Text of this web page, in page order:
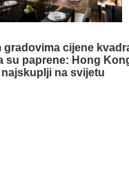
gradovima cijene
su paprene: Hong
najskuplji na svijetu